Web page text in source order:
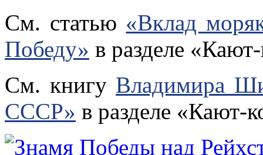
См. статью «Вклад
Победу» в разделе
См. книгу Владимира
СССР» в разделе «Кают-